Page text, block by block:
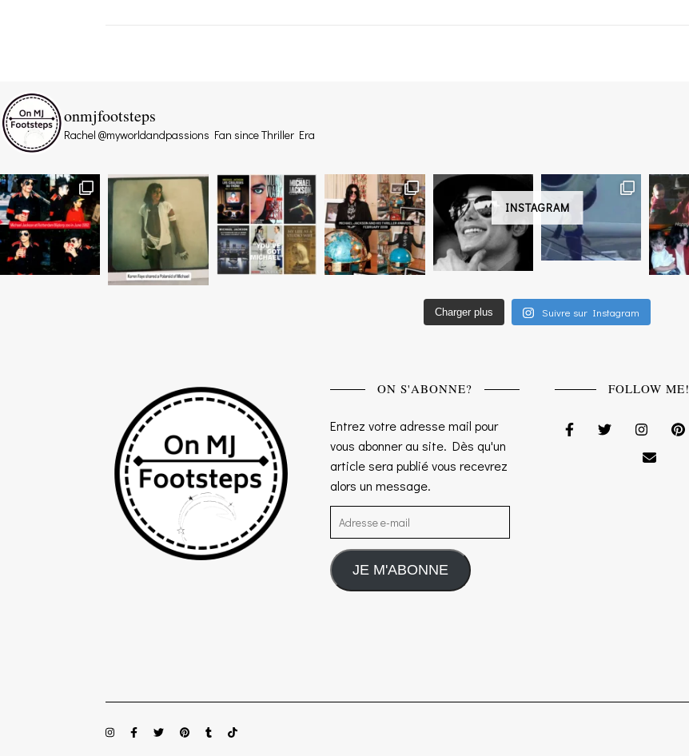
INSTAGRAM
onmjfootsteps
Rachel @myworldandpassions Fan since Thriller Era
Charger plus Suivre sur Instagram
ON S'ABONNE?
Entrez votre adresse mail pour
vous abonner au site. Dès qu'un
article sera publié vous recevrez
alors un message.
Adresse e-mail
JE M'ABONNE
FOLLOW ME!